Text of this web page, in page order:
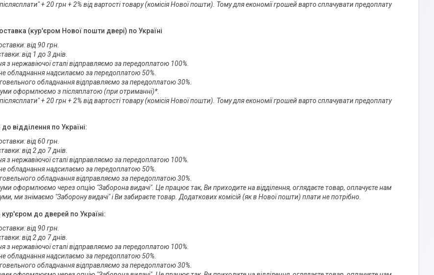
+ 20 грн + 2% від вартості товару (комісія Нової пошти). Тому для економії грошей варто сплачувати предоплату
(кур'єром Нової пошти двері) по Україні
від 90 грн.
від 1 до 3 днів.
з нержавіючої сталі відправляємо за передоплатою 100%.
обладнання надсилаємо за передоплатою 50%.
обладнання відправляємо за передоплатою 30%.
оформлюємо з післяплатою (при отриманні)*.
+ 20 грн + 2% від вартості товару (комісія Нової пошти). Тому для економії грошей варто сплачувати предоплату
до відділення по Україні:
від 60 грн.
від 2 до 7 днів.
з нержавіючої сталі відправляємо за передоплатою 100%.
обладнання надсилаємо за передоплатою 50%.
обладнання відправляємо за передоплатою 30%.
оформлюємо через опцію "Заборона видачі". Це працює так, Ви приходите на відділення, оглядаєте товар, оплачуєте нам
ми знімаємо "Заборону видачі" і Ви забираєте товар. Додаткових комісій (як в Нової пошти) плати не потрібно.
кур'єром до дверей по Україні:
від 90 грн.
від 2 до 7 днів.
з нержавіючої сталі відправляємо за передоплатою 100%.
обладнання надсилаємо за передоплатою 50%.
обладнання відправляємо за передоплатою 30%.